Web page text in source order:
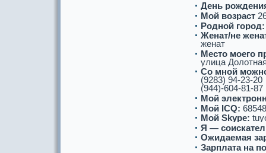
День
Мой возpaст
Роднoй город:
Женат/не
женат
Место моего
улица
Со мнoй
(9283) 94-23-20
(944)-604-81-87
Мой
Мой ICQ:
Мой Skype:
Я —
Ожидаемая
Зарплата на